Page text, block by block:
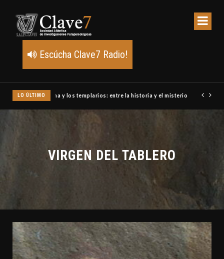
Escúcha Clave7 Radio!
LO ÚLTIMO Un meteoro explota sobre Estados Unidos y abre la pista
VIRGEN DEL TABLERO